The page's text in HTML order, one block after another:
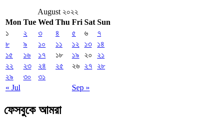
August ২০২২
Mon Tue Wed Thu Fri Sat Sun
« Jul Sep »
১ ২ ৩ ৪ ৫ ৬
৭
৮
৯ ১০ ১১ ১২ ১৩
১৪
১৫
১৬ ১৭ ১৮ ১৯ ২০
২১
২২
২৩ ২৪ ২৫ ২৬ ২৭
২৮
২৯
৩০ ৩১
ফেসবুকে আমরা